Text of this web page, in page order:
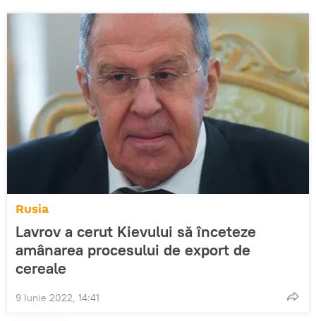
Rusia
Lavrov a cerut Kievului să înceteze
amânarea procesului de export de
cereale
9 Iunie 2022, 14:41